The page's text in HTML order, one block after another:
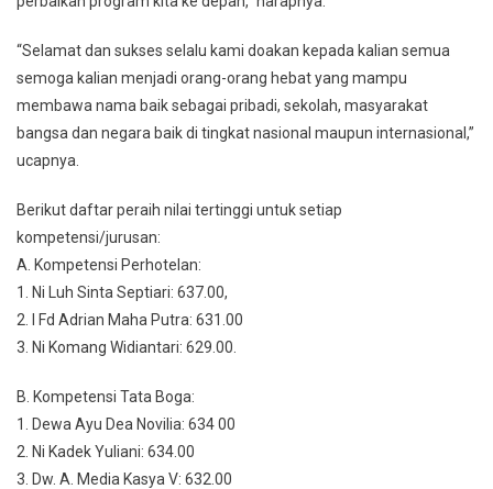
“Selamat dan sukses selalu kami doakan kepada kalian semua
semoga kalian menjadi orang-orang hebat yang mampu
membawa nama baik sebagai pribadi, sekolah, masyarakat
bangsa dan negara baik di tingkat nasional maupun internasional,”
ucapnya.
Berikut daftar peraih nilai tertinggi untuk setiap
kompetensi/jurusan:
A. Kompetensi Perhotelan:
1. Ni Luh Sinta Septiari: 637.00,
2. I Fd Adrian Maha Putra: 631.00
3. Ni Komang Widiantari: 629.00.
B. Kompetensi Tata Boga:
1. Dewa Ayu Dea Novilia: 634 00
2. Ni Kadek Yuliani: 634.00
3. Dw. A. Media Kasya V: 632.00